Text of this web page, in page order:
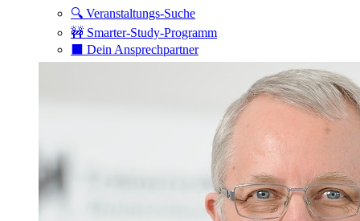
🔍 Veranstaltungs-Suche
🚧 Smarter-Study-Programm
⬛️ Dein Ansprechpartner